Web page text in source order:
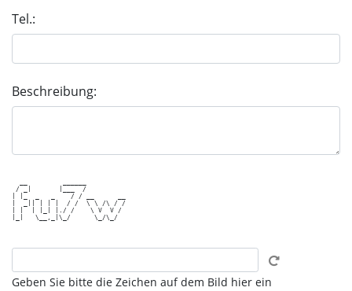
Tel.:
Beschreibung:
/ _|       |___  /
| |_  _   _    / / __      __
|  _|| | | |  / /  \ \ /\ / /
| |  | |_| |./ /    \ V  V /
|_|   \__,_|\_/      \_/\_/
Geben Sie bitte die Zeichen auf dem Bild hier ein